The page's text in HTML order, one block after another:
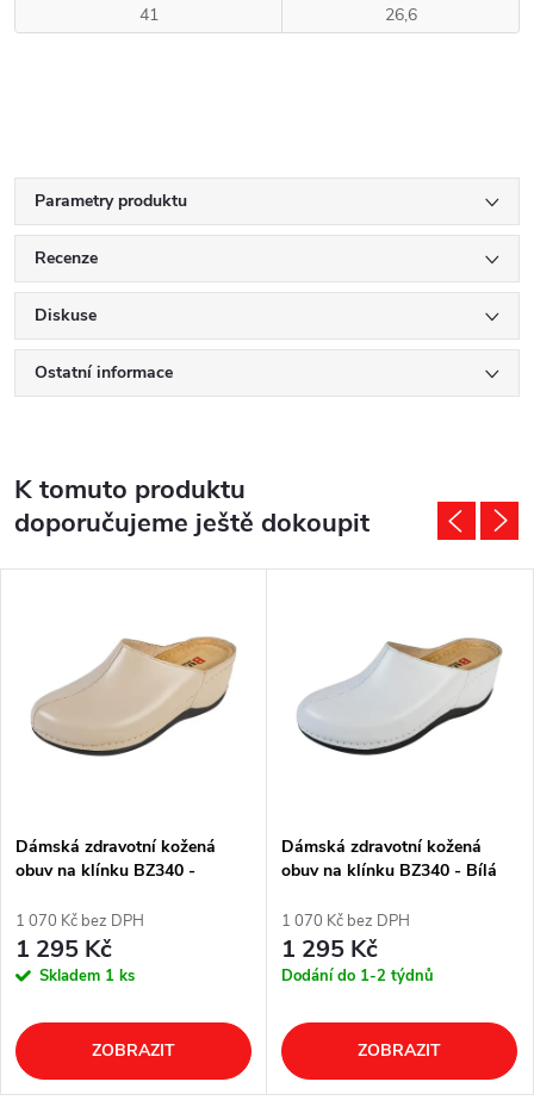
41 26,6
Parametry produktu
Recenze
Diskuse
Ostatní informace
K tomuto produktu
doporučujeme ještě dokoupit
Dámská zdravotní kožená
obuv na klínku BZ340 -
1 070 Kč bez DPH
1 295 Kč
Skladem 1 ks
ZOBRAZIT
Dámská zdravotní kožená
obuv na klínku BZ340 - Bílá
1 070 Kč bez DPH
1 295 Kč
Dodání do 1-2 týdnů
ZOBRAZIT